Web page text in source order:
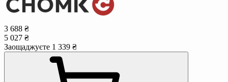
3 688 ₴
5 027 ₴
Заощаджуєте 1 339 ₴